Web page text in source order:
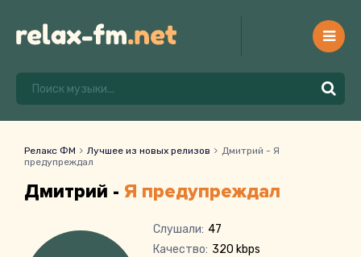
Релакс ФМ Лучшее из новых релизов
Дмитрий - Я
предупреждал
Дмитрий - Я предупреждал
Слушали: 47
Качество: 320 kbps